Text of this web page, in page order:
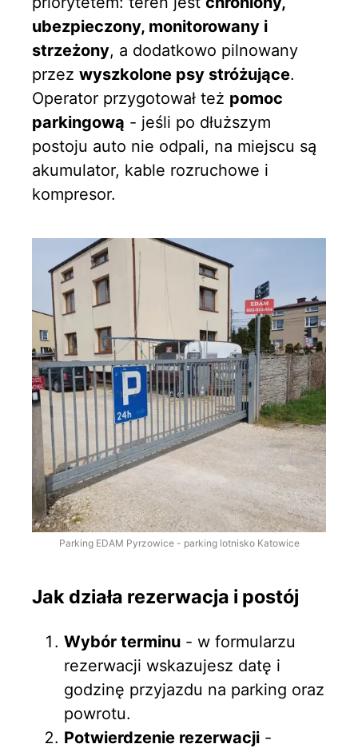
ubezpieczony, monitorowany i
strzeżony, a dodatkowo pilnowany
przez wyszkolone psy stróżujące.
Operator przygotował też pomoc
parkingową - jeśli po dłuższym
postoju auto nie odpali, na miejscu są
akumulator, kable rozruchowe i
kompresor.
Parking EDAM Pyrzowice - parking lotnisko Katowice
Jak działa rezerwacja i postój
Wybór terminu - w formularzu
rezerwacji wskazujesz datę i
godzinę przyjazdu na parking oraz
powrotu.
Potwierdzenie rezerwacji -